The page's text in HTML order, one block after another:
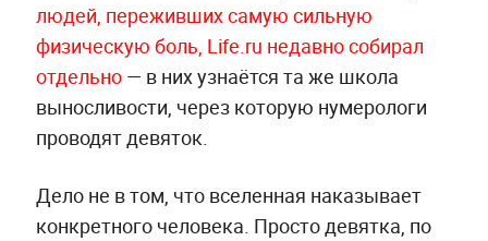
людей, переживших самую сильную
физическую боль, Life.ru недавно собирал
отдельно— в них узнаётся та же школа
выносливости, через которую нумерологи
проводят девяток.
Дело не в том, что вселенная наказывает
конкретного человека. Просто девятка, по